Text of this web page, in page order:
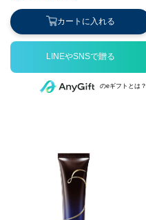
カートに入れる
のeギフトとは？